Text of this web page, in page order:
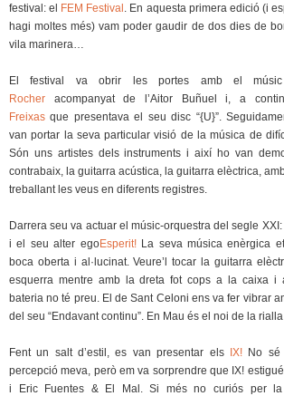
festival: el FEM Festival . En aquesta primera edició (i
hagi moltes més) vam poder gaudir de dos dies de
vila marinera…
El festival va obrir les portes amb el
Rocher acompanyat de l’Aitor Buñuel i, a
Freixas que presentava el seu disc “{U}”.
van portar la seva particular visió de la música de
Són uns artistes dels instruments i així ho van
contrabaix, la guitarra acústica, la guitarra elèctrica,
treballant les veus en diferents registres.
Darrera seu va actuar el músic-orquestra del segle
i el seu alter egoEsperit!La seva música enèrgica
boca oberta i al·lucinat. Veure’l tocar la guitarra
esquerra mentre amb la dreta fot cops a la caixa i
bateria no té preu. El de Sant Celoni ens va fer vibrar
del seu “Endavant continu”. En Mau és el noi de la rialla
Fent un salt d’estil, es van presentar els IX!No sé
percepció meva, però em va sorprendre que IX!
i Eric Fuentes & El Mal. Si més no curiós per la